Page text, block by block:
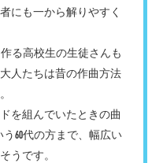
にも一から解りやすく
作る高校生の生徒さんも
人たちは昔の作曲方法
を組んでいたときの曲
う60代の方まで、幅広い
うです。